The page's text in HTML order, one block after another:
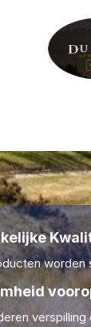
worden